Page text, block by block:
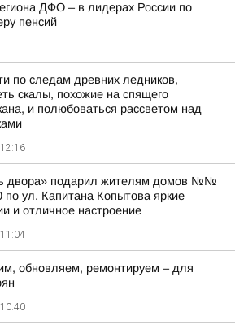
ДФО – в лидерах России по
пенсий
по следам древних ледников,
скалы, похожие на спящего
и полюбоваться рассветом над
12:16
двора» подарил жителям домов №№
по ул. Капитана Копытова яркие
и отличное настроение
11:04
обновляем, ремонтируем – для
10:40